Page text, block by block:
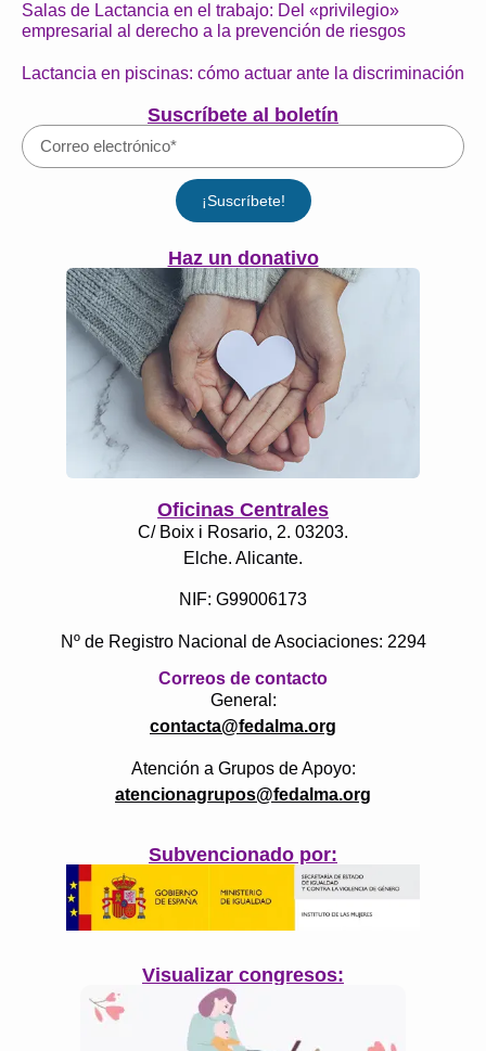
Salas de Lactancia en el trabajo: Del «privilegio»
empresarial al derecho a la prevención de riesgos
Lactancia en piscinas: cómo actuar ante la discriminación
Suscríbete al boletín
¡Suscríbete!
Haz un donativo
Oficinas Centrales
C/ Boix i Rosario, 2. 03203.
Elche. Alicante.
NIF: G99006173
Nº de Registro Nacional de Asociaciones: 2294
Correos de contacto
General:
contacta@fedalma.org
Atención a Grupos de Apoyo:
atencionagrupos@fedalma.org
Subvencionado por:
Visualizar congresos: